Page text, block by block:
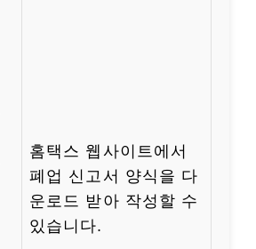
홈택스 웹사이트에서
폐업 신고서 양식을 다
운로드 받아 작성할 수
있습니다.